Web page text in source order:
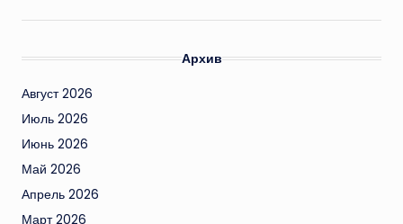
Архив
Август 2026
Июль 2026
Июнь 2026
Май 2026
Апрель 2026
Март 2026